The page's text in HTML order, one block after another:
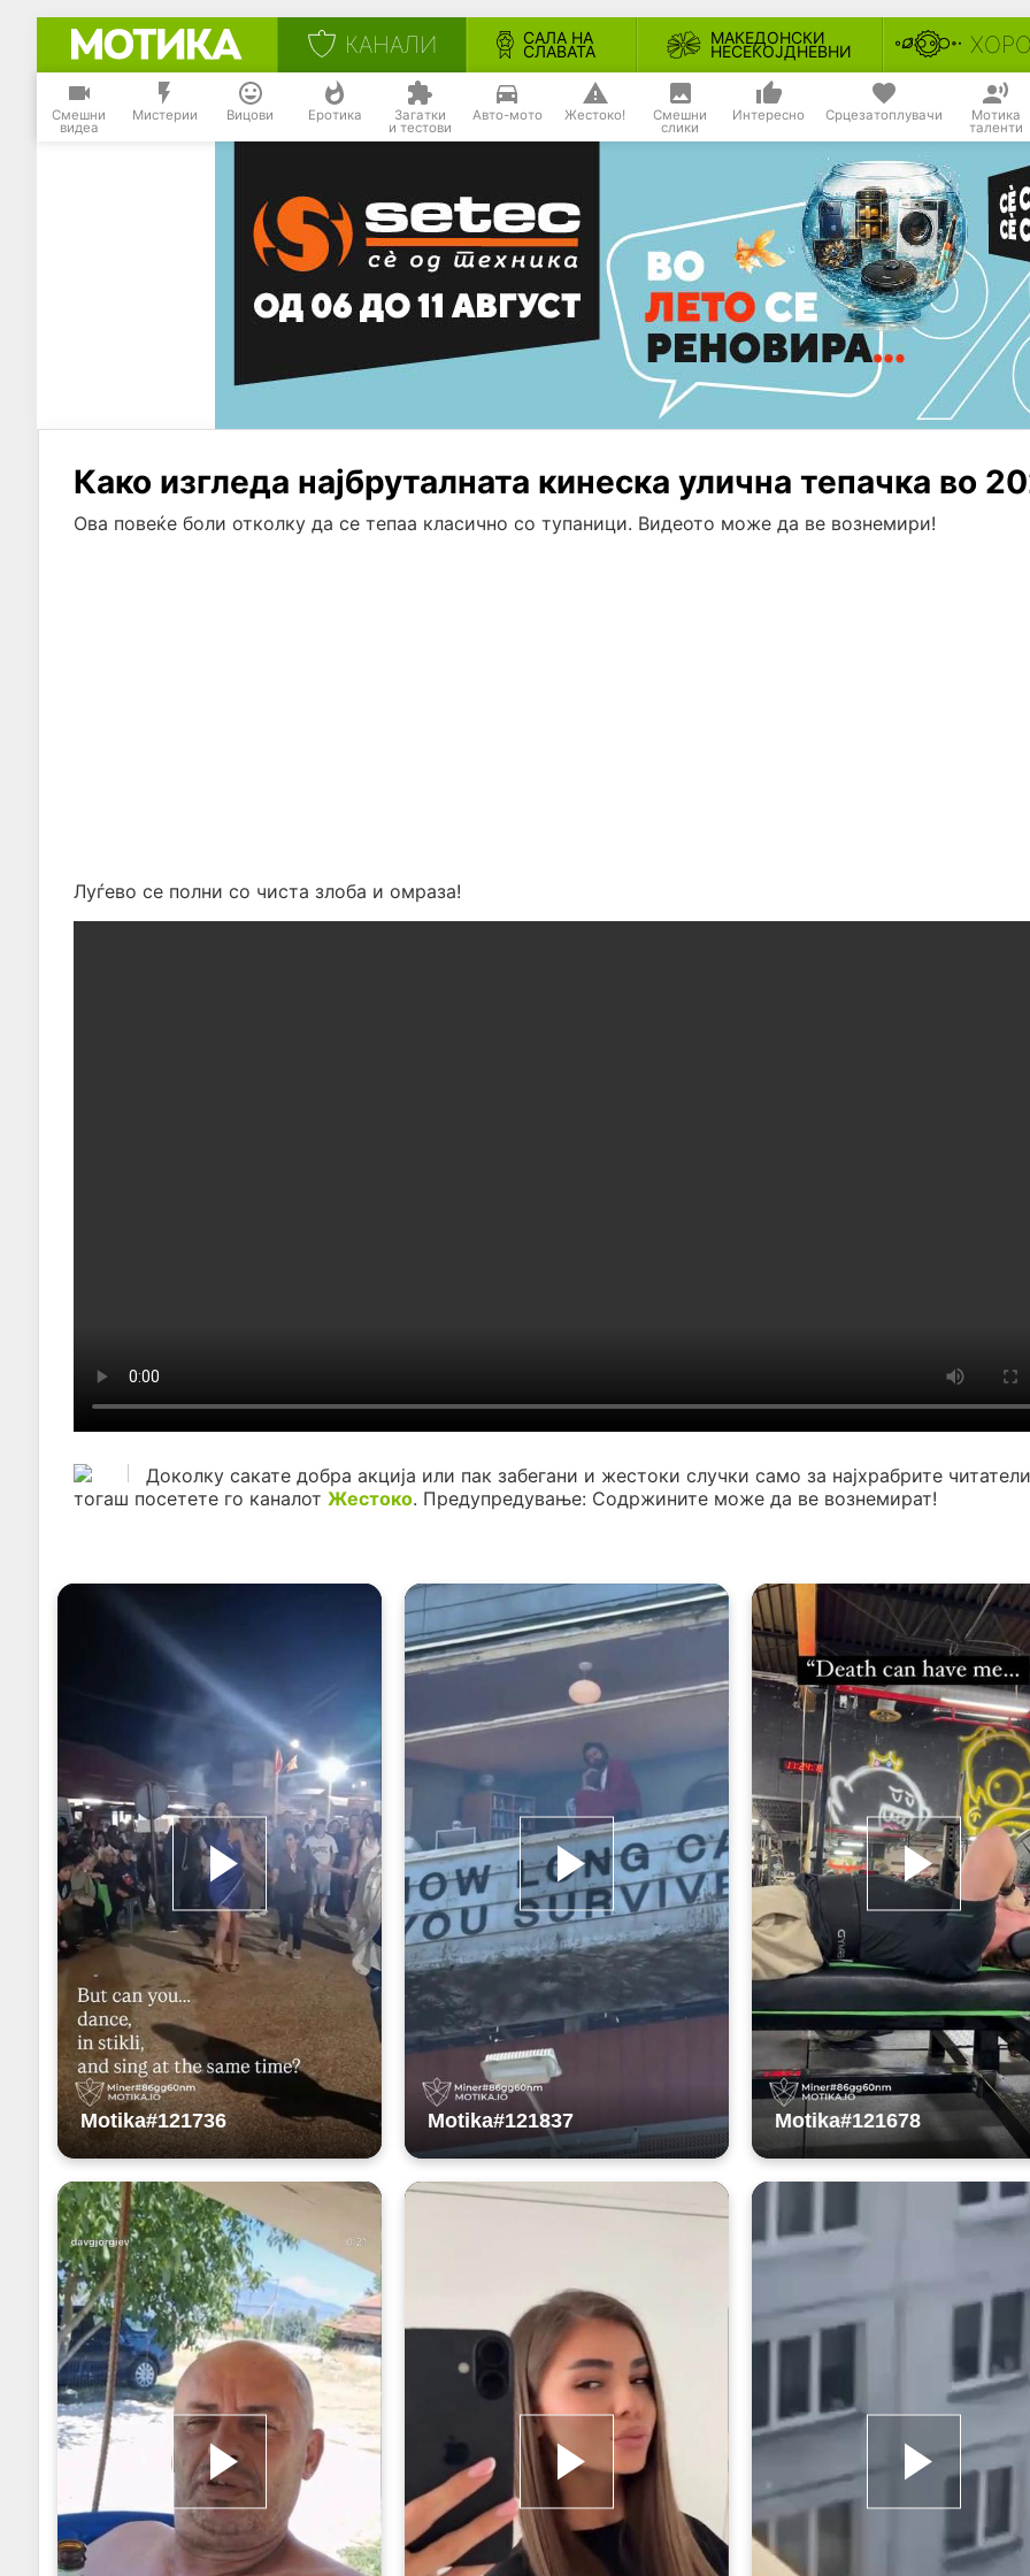
КАНАЛИ САЛА НА
СЛАВАТА
МАКЕДОНСКИ
НЕСЕКОЈДНЕВНИ
Смешни
видеа
Мистерии Вицови Еротика Загатки
и тестови
Авто-мото Жестоко! Смешни
слики
Интересно Срцезатоплувачи Мотика
таленти
Како изгледа најбруталната кинеска улична тепачка во
Ова повеќе боли отколку да се тепаа класично со тупаници. Видеото може да ве вознемири!
Луѓево се полни со чиста злоба и омраза!
Доколку сакате добра акција или пак забегани и жестоки случки само за најхрабрите
тогаш посетете го каналот Жестоко. Предупредување: Содржините може да ве вознемират!